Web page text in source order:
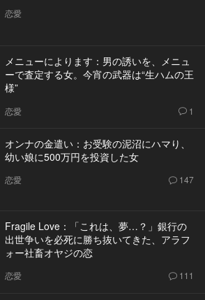
恋愛
メニューによります：男の誘いを、メニュ
ーで査定する女。今宵の武器は“生ハムの王
様”
恋愛 1
オンナの金遣い：お受験の泥沼にハマり、
幼い娘に500万円を投資した女
恋愛 147
Fragile Love：「これは、夢…？」銀行の
出世争いを必死に勝ち抜いてきた、アラフ
ォー社畜オヤジの恋
恋愛 111